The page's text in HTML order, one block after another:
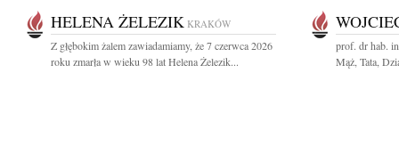
HELENA ŻELEZIK KRAKÓW
Z głębokim żalem zawiadamiamy, że 7 czerwca 2026
roku zmarła w wieku 98 lat Helena Żelezik...
prof. dr hab.
Mąż, Tata,